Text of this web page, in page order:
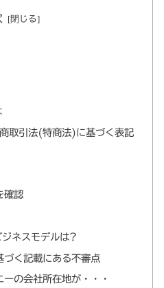
取引法(特商法)に基づく表記
確認
ネスモデルは?
づく記載にある不審点
の会社所在地が・・・